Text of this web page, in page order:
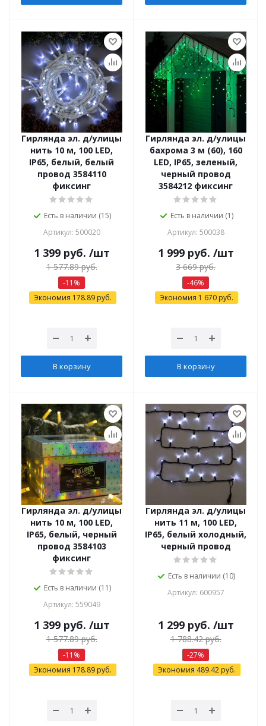
Гирлянда эл. д/улицы
нить 10 м, 100 LED,
IP65, белый, белый
провод 3584110
фиксинг
Есть в наличии (15)
Артикул: 500020
1 399руб. /шт
1 577.89руб.
-11 %
Экономия 178.89руб.
В корзину
Гирлянда эл. д/улицы
бахрома 3 м (60), 160
LED, IP65, зеленый,
черный провод
3584212 фиксинг
Есть в наличии (1)
Артикул: 500038
1 999руб. /шт
3 669руб.
-46%
Экономия 1 670 руб.
В корзину
Гирлянда эл. д/улицы
нить 10 м, 100 LED,
IP65, белый, черный
провод 3584103
фиксинг
Есть в наличии (11)
Артикул: 559049
1 399руб. /шт
1 577.89руб.
-11 %
Экономия 178.89руб.
Гирлянда эл. д/улицы
нить 11 м, 100 LED,
IP65, белый холодный,
черный провод
Есть в наличии (10)
Артикул: 600957
1 299руб. /шт
1 788.42руб.
-27%
Экономия 489.42руб.